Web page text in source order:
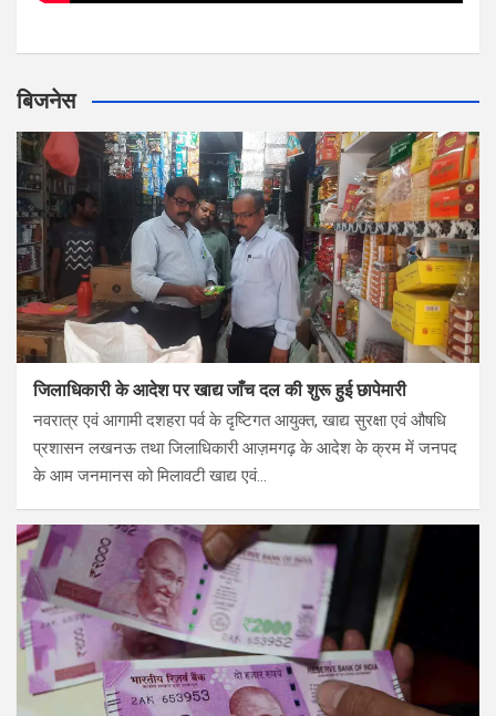
बिजनेस
जिलाधिकारी के आदेश पर खाद्य जाँच दल की शुरू हुई छापेमारी
नवरात्र एवं आगामी दशहरा पर्व के दृष्टिगत आयुक्त, खाद्य सुरक्षा एवं औषधि
प्रशासन लखनऊ तथा जिलाधिकारी आज़मगढ़ के आदेश के क्रम में जनपद
के आम जनमानस को मिलावटी खाद्य एवं…